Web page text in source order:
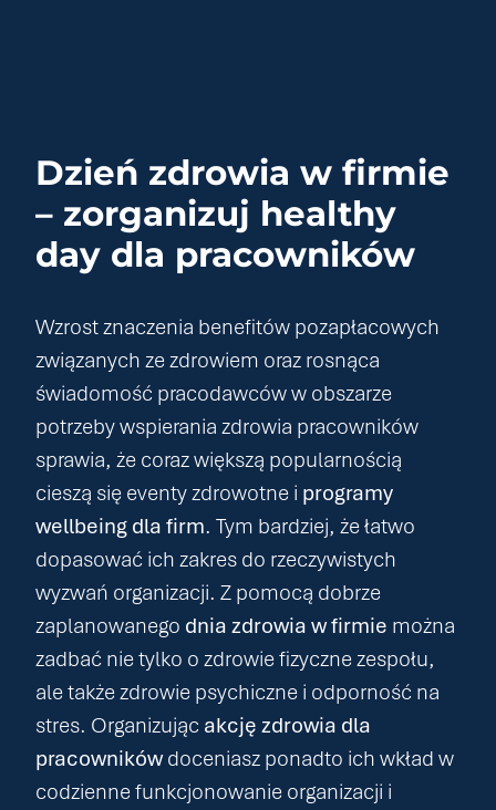
Dzień zdrowia w firmie
– zorganizuj healthy
day dla pracowników
Wzrost znaczenia benefitów pozapłacowych
związanych ze zdrowiem oraz rosnąca
świadomość pracodawców w obszarze
potrzeby wspierania zdrowia pracowników
sprawia, że coraz większą popularnością
cieszą się eventy zdrowotne i programy
wellbeing dla firm. Tym bardziej, że łatwo
dopasować ich zakres do rzeczywistych
wyzwań organizacji. Z pomocą dobrze
zaplanowanego dnia zdrowia w firmie można
zadbać nie tylko o zdrowie fizyczne zespołu,
ale także zdrowie psychiczne i odporność na
stres. Organizując akcję zdrowia dla
pracownikówdoceniasz ponadto ich wkład w
codzienne funkcjonowanie organizacji i